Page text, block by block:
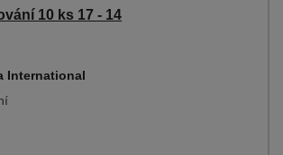
10 ks 17 - 14
International